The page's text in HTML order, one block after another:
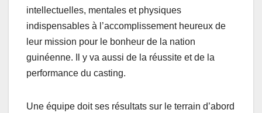
intellectuelles, mentales et physiques
indispensables à l’accomplissement heureux de
leur mission pour le bonheur de la nation
guinéenne. Il y va aussi de la réussite et de la
performance du casting.
Une équipe doit ses résultats sur le terrain d’abord